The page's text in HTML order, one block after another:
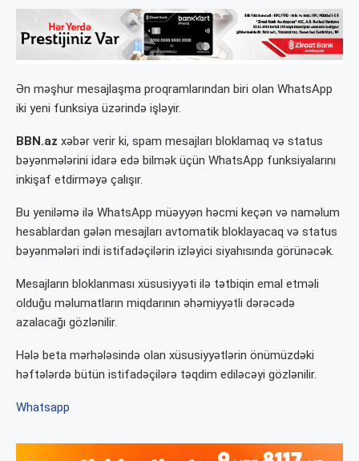
Ən məşhur mesajlaşma proqramlarından biri olan WhatsApp
iki yeni funksiya üzərində işləyir.
BBN.az xəbər verir ki, spam mesajları bloklamaq və status
bəyənmələrini idarə edə bilmək üçün WhatsApp funksiyalarını
inkişaf etdirməyə çalışır.
Bu yeniləmə ilə WhatsApp müəyyən həcmi keçən və naməlum
hesablardan gələn mesajları avtomatik bloklayacaq və status
bəyənmələri indi istifadəçilərin izləyici siyahısında görünəcək.
Mesajların bloklanması xüsusiyyəti ilə tətbiqin emal etməli
olduğu məlumatların miqdarının əhəmiyyətli dərəcədə
azalacağı gözlənilir.
Hələ beta mərhələsində olan xüsusiyyətlərin önümüzdəki
həftələrdə bütün istifadəçilərə təqdim ediləcəyi gözlənilir.
Whatsapp